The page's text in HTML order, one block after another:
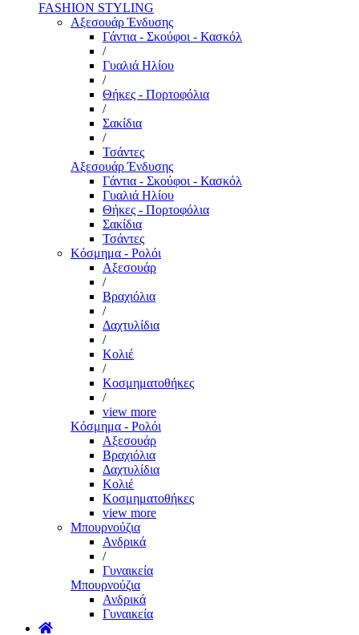
FASHION STYLING
Αξεσουάρ Ένδυσης
Γάντια - Σκούφοι - Κασκόλ
/
Γυαλιά Ηλίου
/
Θήκες - Πορτοφόλια
/
Σακίδια
/
Τσάντες
Αξεσουάρ Ένδυσης
Γάντια - Σκούφοι - Κασκόλ
Γυαλιά Ηλίου
Θήκες - Πορτοφόλια
Σακίδια
Τσάντες
Κόσμημα - Ρολόι
Αξεσουάρ
/
Βραχιόλια
/
Δαχτυλίδια
/
Κολιέ
/
Κοσμηματοθήκες
/
view more
Κόσμημα - Ρολόι
Αξεσουάρ
Βραχιόλια
Δαχτυλίδια
Κολιέ
Κοσμηματοθήκες
view more
Μπουρνούζια
Ανδρικά
/
Γυναικεία
Μπουρνούζια
Ανδρικά
Γυναικεία